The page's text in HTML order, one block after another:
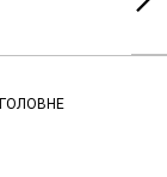
ГОЛОВНЕ